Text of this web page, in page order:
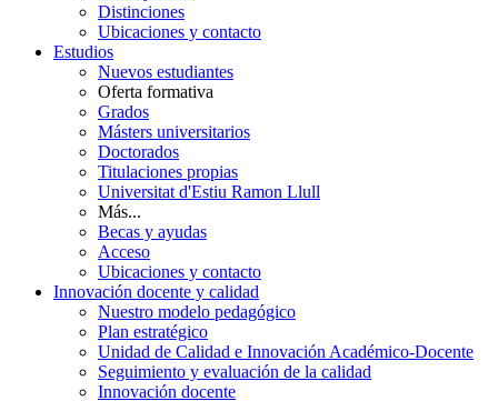
Distinciones
Ubicaciones y contacto
Estudios
Nuevos estudiantes
Oferta formativa
Grados
Másters universitarios
Doctorados
Titulaciones propias
Universitat d'Estiu Ramon Llull
Más...
Becas y ayudas
Acceso
Ubicaciones y contacto
Innovación docente y calidad
Nuestro modelo pedagógico
Plan estratégico
Unidad de Calidad e Innovación Académico-Docente
Seguimiento y evaluación de la calidad
Innovación docente